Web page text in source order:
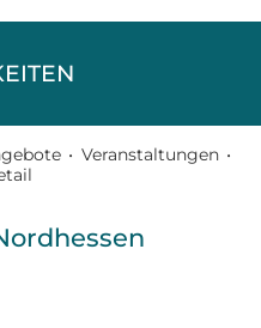
• Veranstaltungen •